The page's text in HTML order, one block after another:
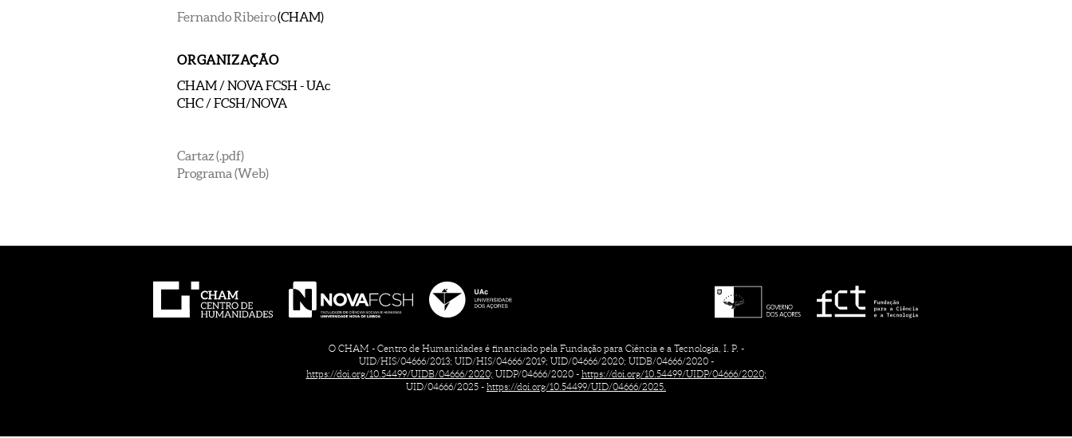
Fernando Ribeiro(CHAM)
ORGANIZAÇÃO
CHAM / NOVA FCSH - UAc
CHC / FCSH/NOVA
Cartaz (.pdf)
Programa (Web)
O CHAM - Centro de Humanidades é financiado pela Fundação para Ciência e a Tecnologia, I. P. -
UID/HIS/04666/2013; UID/HIS/04666/2019; UID/04666/2020; UIDB/04666/2020 -
https://doi.org/10.54499/UIDB/04666/2020; UIDP/04666/2020 - https://doi.org/10.54499/UIDP/04666/2020;
UID/04666/2025 - https://doi.org/10.54499/UID/04666/2025.